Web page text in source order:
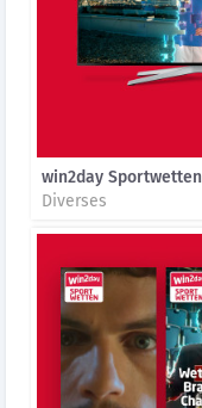
win2day Sportwetten
Diverses